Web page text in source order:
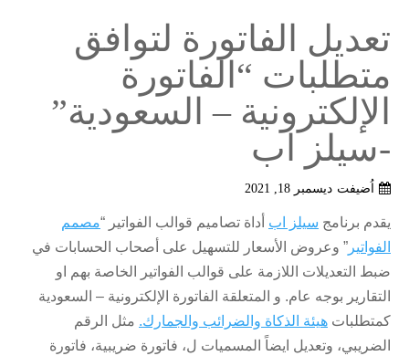
تعديل الفاتورة لتوافق
متطلبات “الفاتورة
الإلكترونية – السعودية”
-سيلز اب
اُضيفت ديسمبر 18, 2021
يقدم برنامج سيلز اب أداة تصاميم قوالب الفواتير “مصمم
الفواتير ” وعروض الأسعار للتسهيل على أصحاب الحسابات في
ضبط التعديلات اللازمة على قوالب الفواتير الخاصة بهم او
التقارير بوجه عام. و المتعلقة الفاتورة الإلكترونية – السعودية
كمتطلبات هيئة الذكاة والضرائب والجمارك. مثل الرقم
الضريبي، وتعديل ايضاً المسميات ل، فاتورة ضريبية، فاتورة